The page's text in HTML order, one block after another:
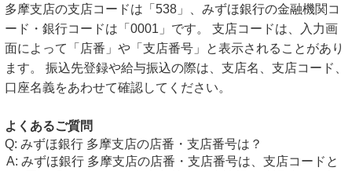
多摩支店の支店コードは「538」、みずほ銀行の金融機関コ
ード・銀行コードは「0001」です。 支店コードは、入力画
面によって「店番」や「支店番号」と表示されることがあり
ます。 振込先登録や給与振込の際は、支店名、支店コード、
口座名義をあわせて確認してください。
よくあるご質問
みずほ銀行 多摩支店の店番・支店番号は？
みずほ銀行 多摩支店の店番・支店番号は、支店コードと